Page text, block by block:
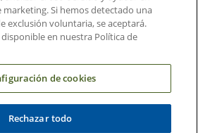
marketing. Si hemos detectado una
exclusión voluntaria, se aceptará.
en nuestra Política de
de cookies
Rechazar todo